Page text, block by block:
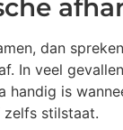
dan
In veel
handig is
stilstaat.